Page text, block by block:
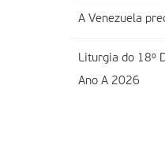
A Venezuela
Liturgia do 18º
Ano A 2026